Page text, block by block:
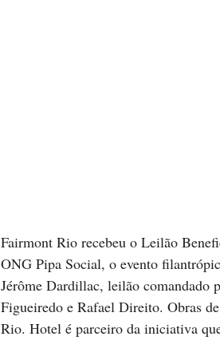
Fairmont Rio recebeu o Leilão
ONG Pipa Social, o evento
Jérôme Dardillac, leilão comandado
Figueiredo e Rafael Direito. Obras
Rio. Hotel é parceiro da iniciativa